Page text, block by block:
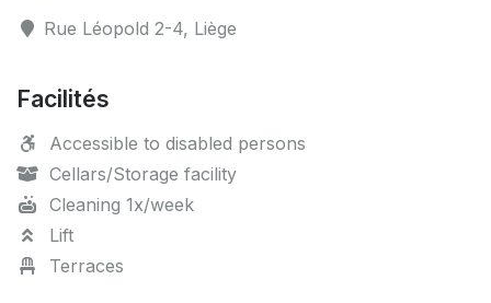
Rue Léopold 2-4, Liège
Facilités
Accessible to disabled persons
Cellars/Storage facility
Cleaning 1x/week
Lift
Terraces